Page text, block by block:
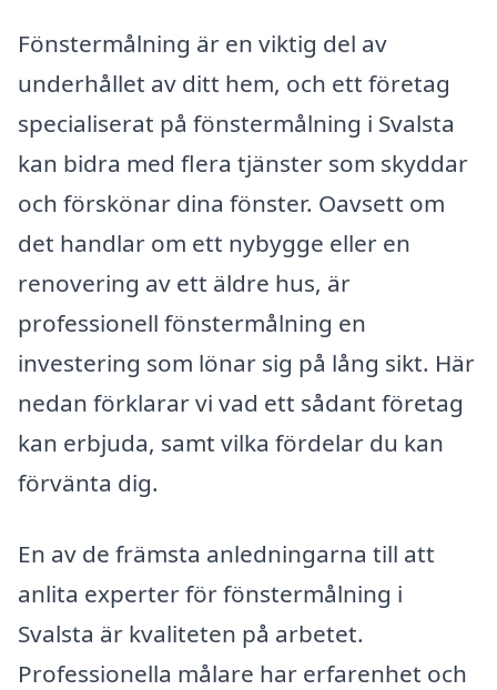
Fönstermålning är en viktig del av
underhållet av ditt hem, och ett företag
specialiserat på fönstermålning i Svalsta
kan bidra med flera tjänster som skyddar
och förskönar dina fönster. Oavsett om
det handlar om ett nybygge eller en
renovering av ett äldre hus, är
professionell fönstermålning en
investering som lönar sig på lång sikt. Här
nedan förklarar vi vad ett sådant företag
kan erbjuda, samt vilka fördelar du kan
förvänta dig.
En av de främsta anledningarna till att
anlita experter för fönstermålning i
Svalsta är kvaliteten på arbetet.
Professionella målare har erfarenhet och